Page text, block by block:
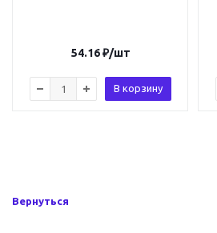
54.16₽/шт
В корзину
Вернуться